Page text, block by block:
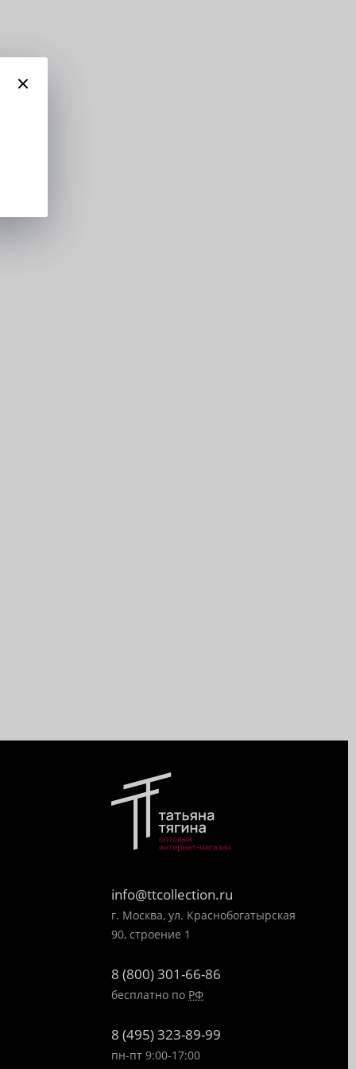
info@ttcollection.ru
г. Москва, ул. Краснобогатырская
90, строение 1
8 (800) 301-66-86
бесплатно по РФ
8 (495) 323-89-99
пн-пт 9:00-17:00